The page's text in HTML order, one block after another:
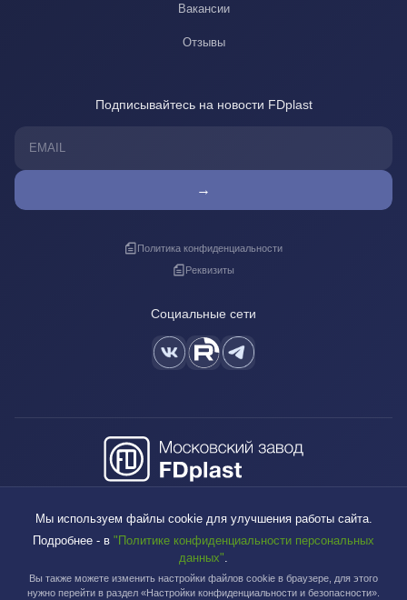
Вакансии
Отзывы
Подписывайтесь на новости FDplast
→
Политика конфиденциальности
Реквизиты
Социальные сети
sales@fdplast.ru
140050, Московская обл., пос. Красково, ул. Карла Маркса, д. 117Б
Мы используем файлы cookie для улучшения работы сайта.
Подробнее - в "Политике конфиденциальности персональных
данных".
Вы также можете изменить настройки файлов cookie в браузере, для этого
нужно перейти в раздел «Настройки конфиденциальности и безопасности».